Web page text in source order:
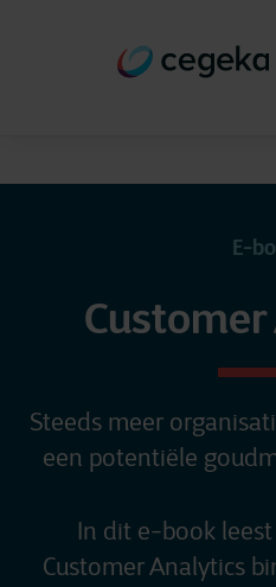
E-
Steeds meer
een potentiële
In dit e-book
Customer Analytics